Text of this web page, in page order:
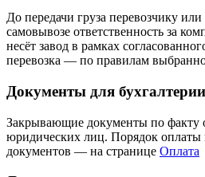
До передачи груза перевозчику
самовывозе ответственность за
несёт завод в рамках
перевозка — по правилам
Документы для
Закрывающие документы по факту
юридических лиц. Порядок оплаты
документов — на странице Оплата